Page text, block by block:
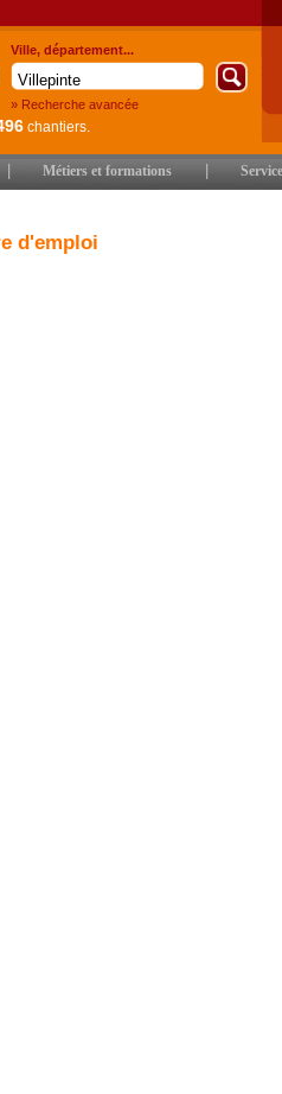
Ville, département...
» Recherche avancée
chantiers.
Métiers et formations
d'emploi